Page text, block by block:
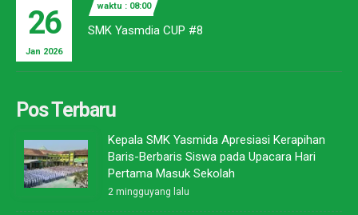
26
Jan 2026
waktu : 08:00
SMK Yasmdia CUP #8
Pos Terbaru
Kepala SMK Yasmida Apresiasi Kerapihan
Baris-Berbaris Siswa pada Upacara Hari
Pertama Masuk Sekolah
2 mingguyang lalu